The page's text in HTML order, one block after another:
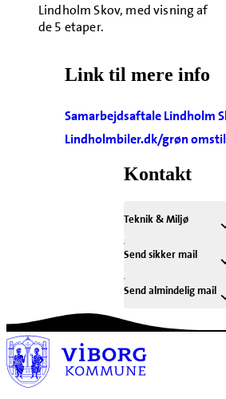
Lindholm Skov, med visning af
de 5 etaper.
Link til mere info
Samarbejdsaftale Lindholm
Lindholmbiler.dk/grøn
Kontakt
Teknik & Miljø
Send sikker mail
Send almindelig mail